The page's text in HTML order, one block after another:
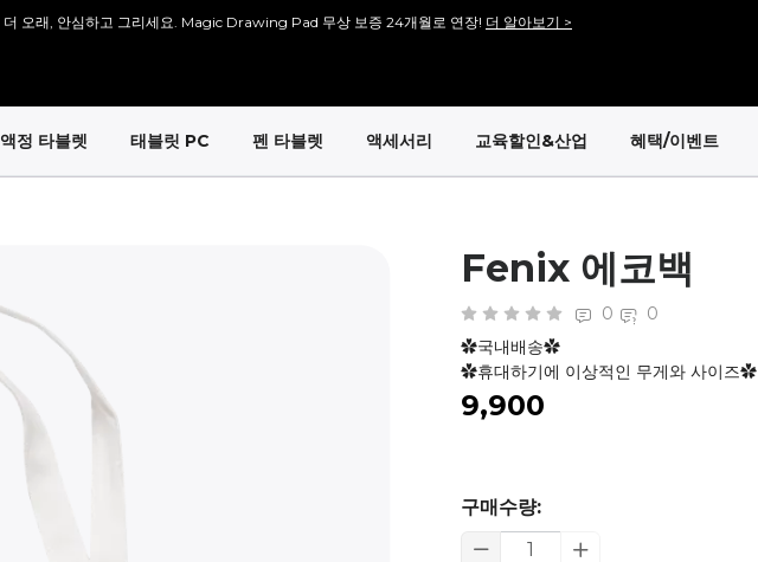
더 오래, 안심하고 그리세요. Magic Drawing Pad 무상 보증 24개월로 연장! 더 알아보기 >
[재입고 안내] 많은 분들이 기다려주신 [Artist 15.6 Pro V2], 다시 돌아왔습니다!바로보기 >>
액정 타블렛 태블릿 PC 펜 타블렛 액세서리 교육할인&산업 혜택/이벤트
Fenix 에코백
0 0
✿국내배송✿
✿휴대하기에 이상적인 무게와 사이즈✿
₩9,900
구매수량: